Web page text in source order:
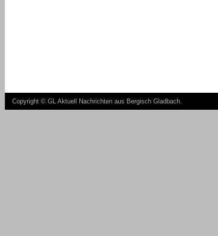
Copyright © GL Aktuell Nachrichten aus Bergisch Gladbach.